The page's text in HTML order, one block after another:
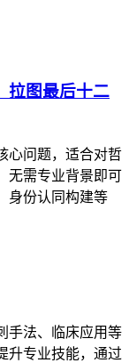
拉图最后十二
心问题，适合对哲
无需专业背景即可
身份认同构建等
手法、临床应用等
升专业技能，通过